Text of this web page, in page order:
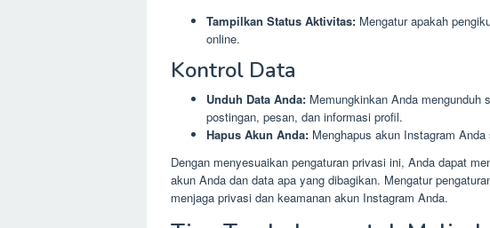
Tampilkan Status Aktivitas: Mengatur apakah
online.
Kontrol Data
Unduh Data Anda: Memungkinkan Anda mengunduh
postingan, pesan, dan informasi profil.
Hapus Akun Anda: Menghapus akun Instagram Anda
Dengan menyesuaikan pengaturan privasi ini, Anda dapat
akun Anda dan data apa yang dibagikan. Mengatur
menjaga privasi dan keamanan akun Instagram Anda.